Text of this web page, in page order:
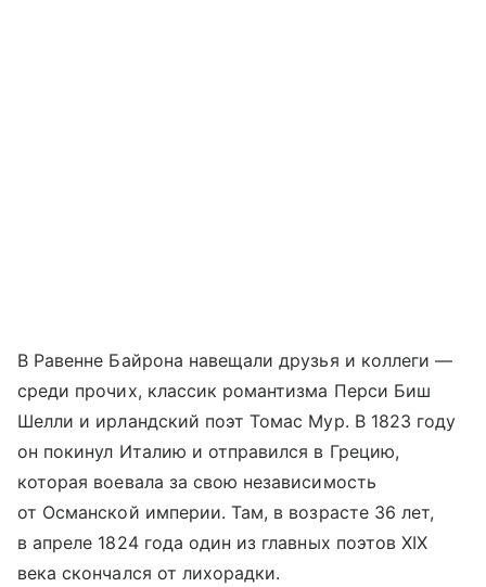
В Равенне Байрона навещали друзья и коллеги —
среди прочих, классик романтизма Перси Биш
Шелли и ирландский поэт Томас Мур. В 1823 году
он покинул Италию и отправился в Грецию,
которая воевала за свою независимость
от Османской империи. Там, в возрасте 36 лет,
в апреле 1824 года один из главных поэтов XIX
века скончался от лихорадки.